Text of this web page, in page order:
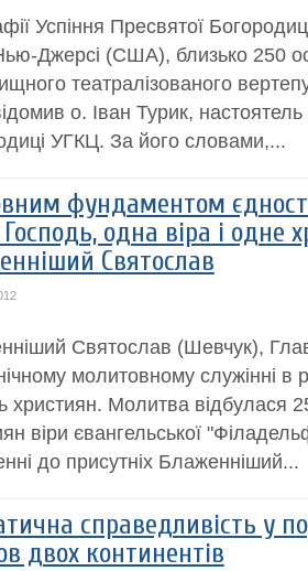
Успіння Пресвятої
Джерсі (США), близько 250
театралізованого
о. Іван Турик,
УГКЦ. За його словами,...
фундаментом
одна віра і одне
Святослав
Святослав (Шевчук),
молитовному служінні
християн. Молитва відбулася
віри євангельської
до присутніх Блаженніший...
справедливість у
двох континентів